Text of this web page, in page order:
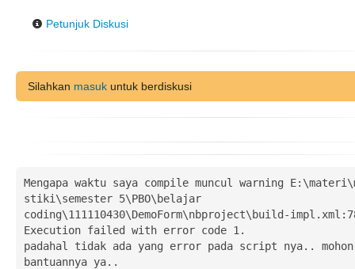
Petunjuk Diskusi
Silahkan masuk untuk berdiskusi
Mengapa waktu saya compile muncul warning
stiki\semester 5\PBO\belajar
coding\111110430\DemoForm\nbproject\build-
Execution failed with error code 1.
padahal tidak ada yang error pada script nya.. mohon
bantuannya ya..